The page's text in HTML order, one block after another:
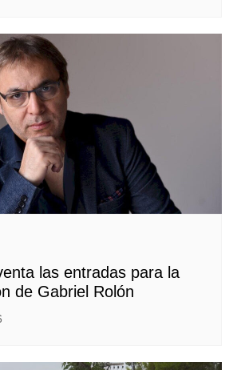
las entradas para la
de Gabriel Rolón